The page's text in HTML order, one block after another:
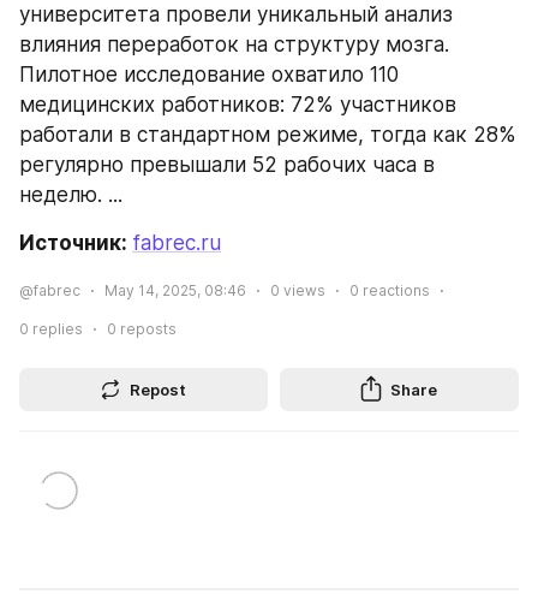
университета провели уникальный анализ
влияния переработок на структуру мозга.
Пилотное исследование охватило 110
медицинских работников: 72% участников
работали в стандартном режиме, тогда как 28%
регулярно превышали 52 рабочих часа в
неделю. ...
Источник: fabrec.ru
@fabrec May 14, 2025, 08:46 0 views 0 reactions
0 replies 0 reposts
Repost Share